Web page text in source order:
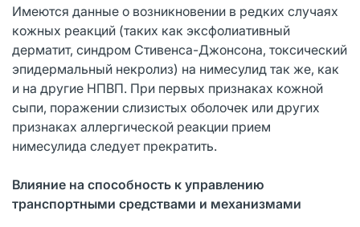
Имеются данные о возникновении в редких случаях
кожных реакций (таких как эксфолиативный
дерматит, синдром Стивенса-Джонсона, токсический
эпидермальный некролиз) на нимесулид так же, как
и на другие НПВП. При первых признаках кожной
сыпи, поражении слизистых оболочек или других
признаках аллергической реакции прием
нимесулида следует прекратить.
Влияние на способность к управлению
транспортными средствами и механизмами